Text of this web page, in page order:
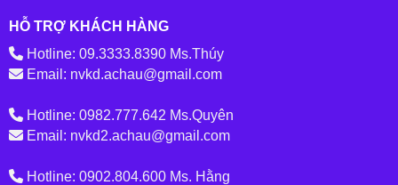
HỖ TRỢ KHÁCH HÀNG
Hotline: 09.3333.8390 Ms.Thúy
Email: nvkd.achau@gmail.com
Hotline: 0982.777.642 Ms.Quyên
Email: nvkd2.achau@gmail.com
Hotline: 0902.804.600 Ms. Hằng